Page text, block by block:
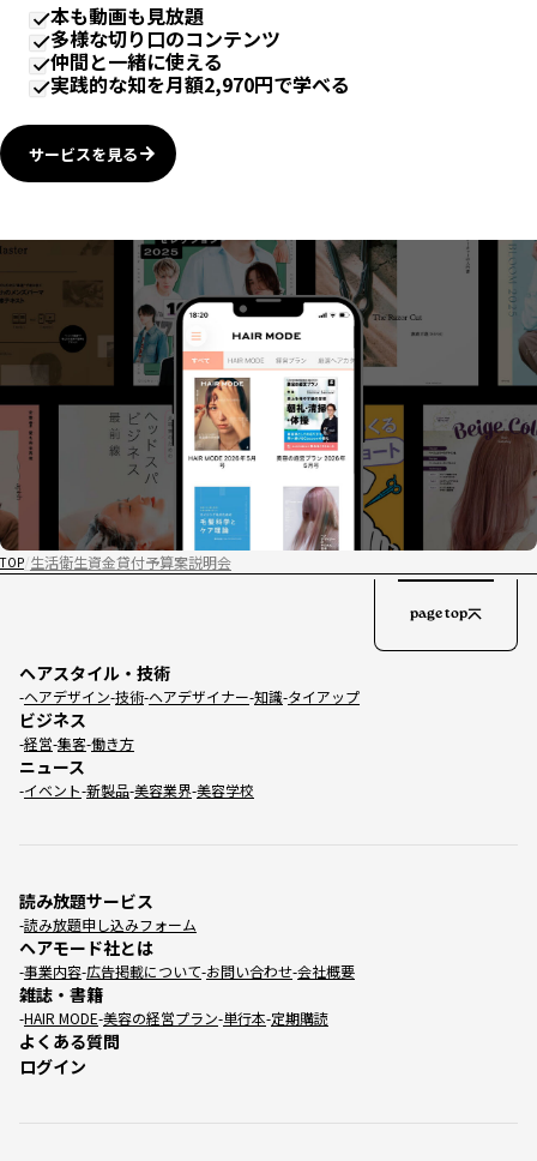
本も動画も見放題
多様な切り口のコンテンツ
仲間と一緒に使える
実践的な知を月額2,970円で学べる
サービスを見る
TOP 生活衛生資金貸付予算案説明会
ヘアスタイル・技術
ヘアデザイン 技術 ヘアデザイナー 知識 タイアップ
ビジネス
経営 集客 働き方
ニュース
イベント 新製品 美容業界 美容学校
読み放題サービス
読み放題申し込みフォーム
ヘアモード社とは
事業内容 広告掲載について お問い合わせ 会社概要
雑誌・書籍
HAIR MODE 美容の経営プラン 単行本 定期購読
よくある質問
ログイン
page top